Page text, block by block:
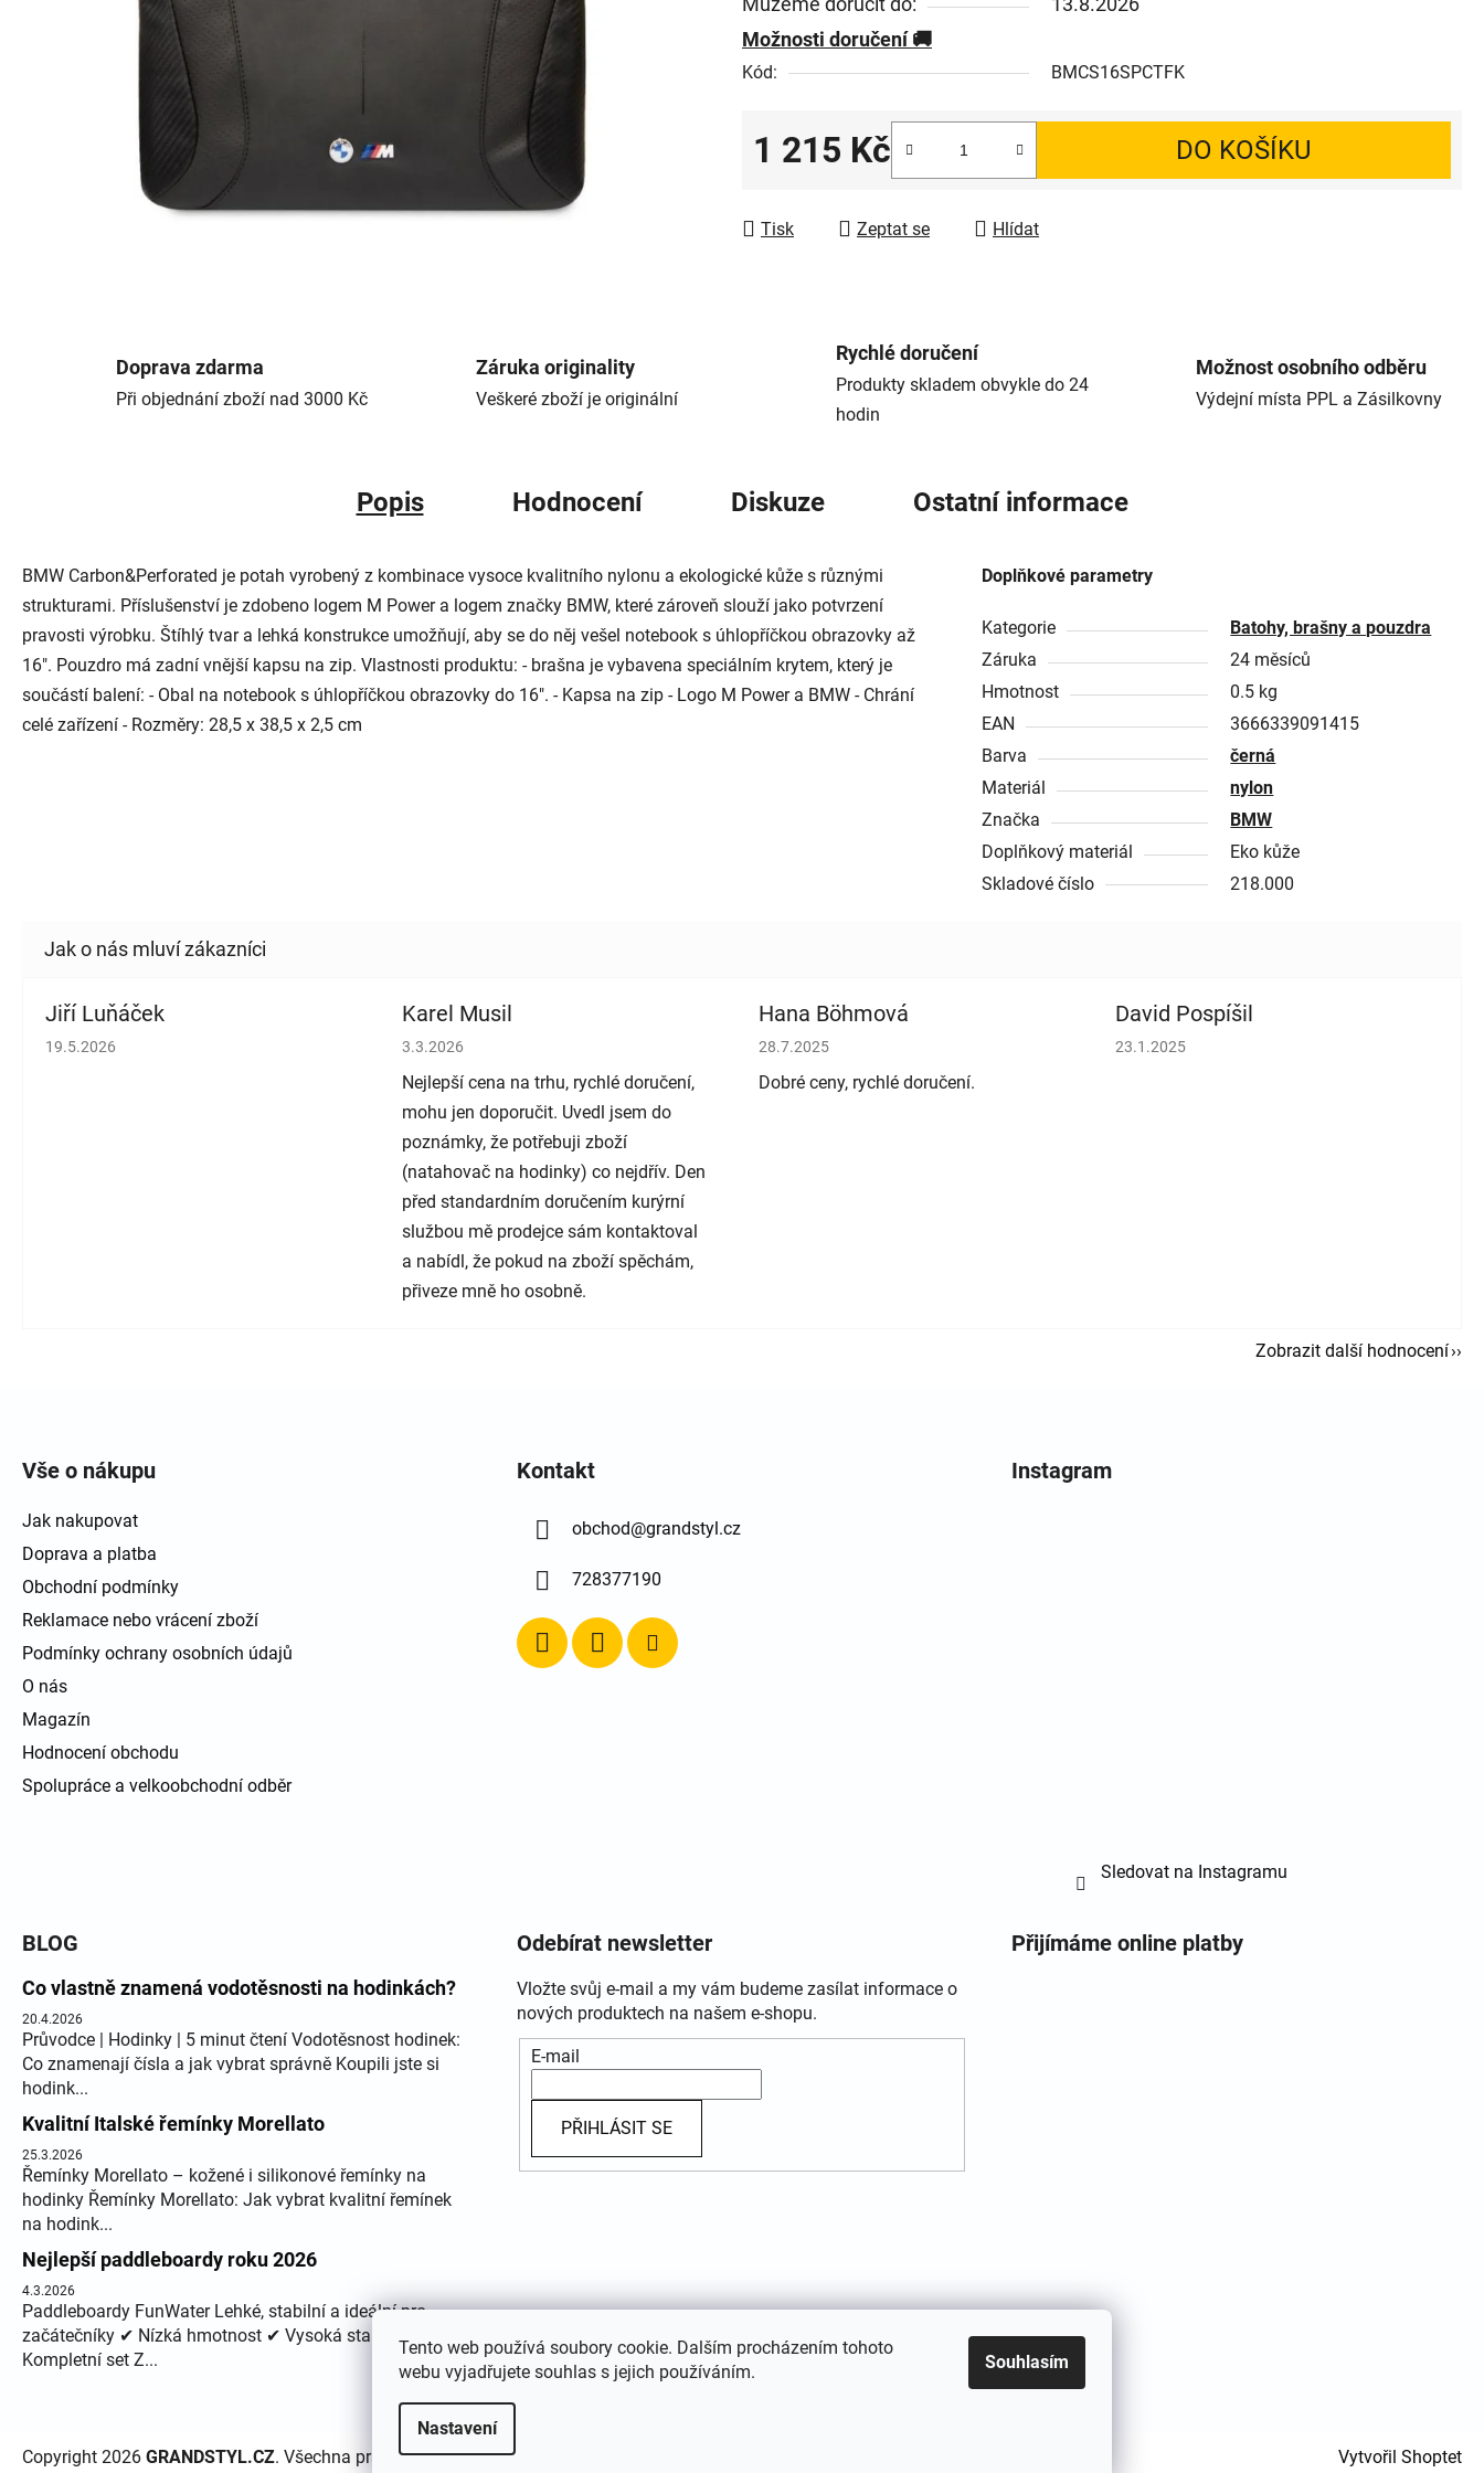
Tento web používá soubory cookie. Dalším procházením tohoto
webu vyjadřujete souhlas s jejich používáním.
Nastavení
Souhlasím
Možnosti doručení
Kód: BMCS16SPCTFK
1 215 Kč DO KOŠÍKU
Tisk Zeptat se Hlídat
Doprava zdarma
Při objednání zboží nad 3000 Kč
Záruka originality
Veškeré zboží je originální
Rychlé doručení
Produkty skladem obvykle do 24
hodin
Možnost osobního odběru
Výdejní místa PPL a Zásilkovny
Popis Hodnocení Diskuze Ostatní informace
BMW Carbon&Perforated je potah vyrobený z kombinace vysoce kvalitního nylonu a ekologické kůže s různými
strukturami. Příslušenství je zdobeno logem M Power a logem značky BMW, které zároveň slouží jako potvrzení
pravosti výrobku. Štíhlý tvar a lehká konstrukce umožňují, aby se do něj vešel notebook s úhlopříčkou obrazovky až
16". Pouzdro má zadní vnější kapsu na zip. Vlastnosti produktu: - brašna je vybavena speciálním krytem, který je
součástí balení: - Obal na notebook s úhlopříčkou obrazovky do 16". - Kapsa na zip - Logo M Power a BMW - Chrání
celé zařízení - Rozměry: 28,5 x 38,5 x 2,5 cm
Doplňkové parametry
Kategorie
Batohy, brašny a pouzdra
Záruka
24 měsíců
Hmotnost
0.5 kg
EAN
3666339091415
Barva
černá
Materiál
nylon
Značka
BMW
Doplňkový materiál
Eko kůže
Skladové číslo
218.000
Jiří Luňáček
Hodnocení obchodu je 5 z 5 hvězdiček.
19.5.2026
Karel Musil
Hodnocení obchodu je 5 z 5 hvězdiček.
3.3.2026
Nejlepší cena na trhu, rychlé doručení,
mohu jen doporučit. Uvedl jsem do
poznámky, že potřebuji zboží
(natahovač na hodinky) co nejdřív. Den
před standardním doručením kurýrní
službou mě prodejce sám kontaktoval
a nabídl, že pokud na zboží spěchám,
přiveze mně ho osobně.
Hana Böhmová
Hodnocení obchodu je 5 z 5 hvězdiček.
28.7.2025
Dobré ceny, rychlé doručení.
David Pospíšil
Hodnocení obchodu je 5 z 5 hvězdiček.
23.1.2025
Zobrazit další hodnocení
Vše o nákupu
Jak nakupovat
Doprava a platba
Obchodní podmínky
Reklamace nebo vrácení zboží
Podmínky ochrany osobních údajů
O nás
Magazín
Hodnocení obchodu
Spolupráce a velkoobchodní odběr
Kontakt
obchod@grandstyl.cz
728377190
Instagram
Sledovat na Instagramu
BLOG
Co vlastně znamená vodotěsnosti na hodinkách?
20.4.2026
Průvodce | Hodinky | 5 minut čtení Vodotěsnost hodinek:
Co znamenají čísla a jak vybrat správně Koupili jste si
hodink...
Kvalitní Italské řemínky Morellato
25.3.2026
Řemínky Morellato – kožené i silikonové řemínky na
hodinky Řemínky Morellato: Jak vybrat kvalitní řemínek
na hodink...
Nejlepší paddleboardy roku 2026
4.3.2026
Paddleboardy FunWater Lehké, stabilní a ideální pro
začátečníky ✔ Nízká hmotnost ✔ Vysoká stabilita ✔
Kompletní set Z...
Odebírat newsletter
Vložte svůj e-mail a my vám budeme zasílat informace o
nových produktech na našem e-shopu.
E-mail
PŘIHLÁSIT SE
Přijímáme online platby
Vytvořil Shoptet
Copyright 2026 GRANDSTYL.CZ. Všechna práva vyhrazena.